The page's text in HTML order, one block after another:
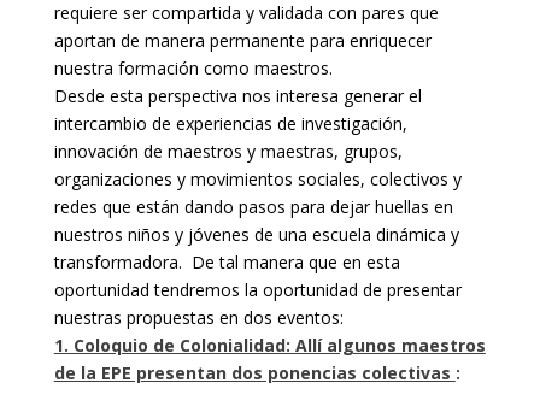
requiere ser compartida y validada con pares que
aportan de manera permanente para enriquecer
nuestra formación como maestros.
Desde esta perspectiva nos interesa generarel
intercambio de experiencias de investigación,
innovación de maestros y maestras, grupos,
organizaciones y movimientos sociales, colectivos y
redes que están dando pasos para dejar huellas en
nuestros niños y jóvenes de una escuela dinámica y
transformadora. De tal manera que en esta
oportunidad tendremos la oportunidad de presentar
nuestras propuestas en dos eventos:
1. Coloquio de Colonialidad: Allí algunos maestros
de la EPE presentan dos ponencias colectivas :